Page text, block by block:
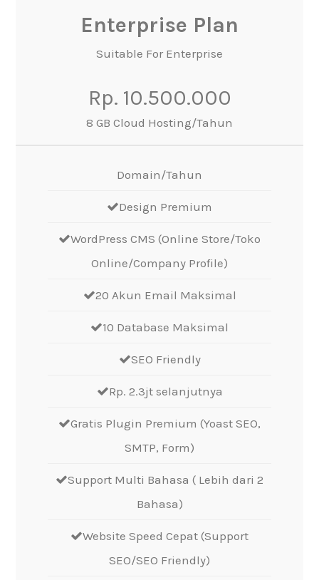
Enterprise Plan
Suitable For Enterprise
Rp. 10.500.000
8 GB Cloud Hosting/Tahun
Domain/Tahun
Design Premium
WordPress CMS (Online Store/Toko
Online/Company Profile)
20 Akun Email Maksimal
10 Database Maksimal
SEO Friendly
Rp. 2.3jt selanjutnya
Gratis Plugin Premium (Yoast SEO,
SMTP, Form)
Support Multi Bahasa ( Lebih dari 2
Bahasa)
Website Speed Cepat (Support
SEO/SEO Friendly)